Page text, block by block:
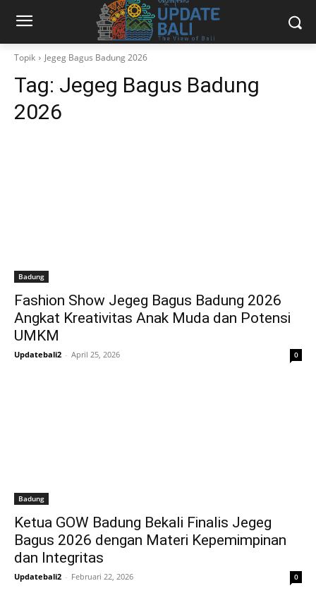
Topik Jegeg Bagus Badung 2026
Tag: Jegeg Bagus Badung
2026
Badung
Fashion Show Jegeg Bagus Badung 2026
Angkat Kreativitas Anak Muda dan Potensi
UMKM
Updatebali2 - April 25, 2026 0
Badung
Ketua GOW Badung Bekali Finalis Jegeg
Bagus 2026 dengan Materi Kepemimpinan
dan Integritas
Updatebali2 - Februari 22, 2026 0